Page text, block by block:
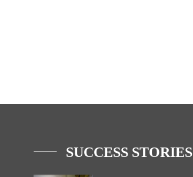
SUCCESS STORIES